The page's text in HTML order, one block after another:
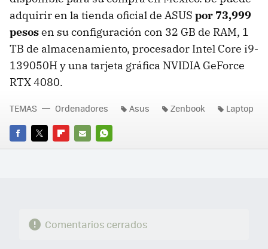
adquirir en la tienda oficial de ASUS por 73,999
pesosen su configuración con 32 GB de RAM, 1
TB de almacenamiento, procesador Intel Core i9-
139050H y una tarjeta gráfica NVIDIA GeForce
RTX 4080.
FACEBOOK
TWITTERFLIPBOARD
E-
WHATSAPP
TEMAS Ordenadores Asus Zenbook Laptop
Comentarios cerrados